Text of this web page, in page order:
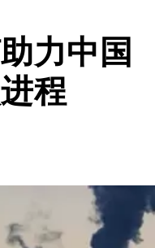
力中国
程